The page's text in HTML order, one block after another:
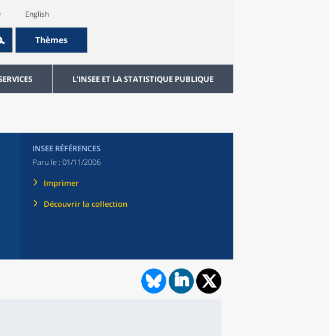
English
Thèmes
L'INSEE ET LA STATISTIQUE PUBLIQUE
INSEE RÉFÉRENCES
Paru le : 01/11/2006
Imprimer
Découvrir la collection